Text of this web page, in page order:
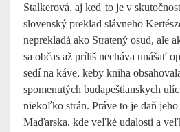
Stalkerová, aj keď to je v
slovenský preklad slávneho
neprekladá ako Stratený osud, ale
sa občas až príliš necháva unášať
sedí na káve, keby kniha
spomenutých budapeštianskych
niekoľko strán. Práve to je daň jeho
Maďarska, kde veľké udalosti a